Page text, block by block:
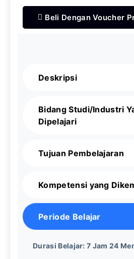
Beli Dengan Voucher
Deskripsi
Bidang Studi/Industri
Dipelajari
Tujuan Pembelajaran
Kompetensi yang
Periode Belajar
Durasi Belajar:7 Jam 24